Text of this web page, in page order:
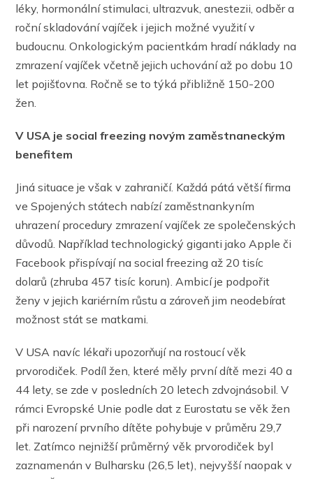
léky, hormonální stimulaci, ultrazvuk, anestezii, odběr a
roční skladování vajíček i jejich možné využití v
budoucnu. Onkologickým pacientkám hradí náklady na
zmrazení vajíček včetně jejich uchování až po dobu 10
let pojišťovna. Ročně se to týká přibližně 150-200
žen.
V USA je social freezing novým zaměstnaneckým
benefitem
Jiná situace je však v zahraničí. Každá pátá větší firma
ve Spojených státech nabízí zaměstnankyním
uhrazení procedury zmrazení vajíček ze společenských
důvodů. Například technologický giganti jako Apple či
Facebook přispívají na social freezing až 20 tisíc
dolarů (zhruba 457 tisíc korun). Ambicí je podpořit
ženy v jejich kariérním růstu a zároveň jim neodebírat
možnost stát se matkami.
V USA navíc lékaři upozorňují na rostoucí věk
prvorodiček. Podíl žen, které měly první dítě mezi 40 a
44 lety, se zde v posledních 20 letech zdvojnásobil. V
rámci Evropské Unie podle dat z Eurostatu se věk žen
při narození prvního dítěte pohybuje v průměru 29,7
let. Zatímco nejnižší průměrný věk prvorodiček byl
zaznamenán v Bulharsku (26,5 let), nejvyšší naopak v